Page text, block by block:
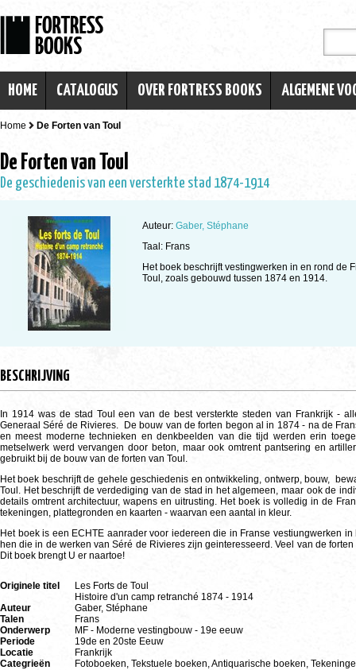
HOME CATALOGUS OVER FORTRESS BOOKS ALGEMENE
Home De Forten van Toul
De Forten van Toul
De geschiedenis van een versterkte stad 1874-1914
Auteur: Gaber, Stéphane
Taal: Frans
Het boek beschrijft vestingwerken in en rond de
Toul, zoals gebouwd tussen 1874 en 1914.
BESCHRIJVING
In 1914 was de stad Toul een van de best versterkte steden van Frankrijk -
Generaal Séré de Rivieres. De bouw van de forten begon al in 1874 - na de
en meest moderne technieken en denkbeelden van die tijd werden erin
metselwerk werd vervangen door beton, maar ook omtrent pantsering en
gebruikt bij de bouw van de forten van Toul.
Het boek beschrijft de gehele geschiedenis en ontwikkeling, ontwerp, bouw,
Toul. Het beschrijft de verdediging van de stad in het algemeen, maar ook de
details omtrent architectuur, wapens en uitrusting. Het boek is volledig in de
tekeningen, plattegronden en kaarten - waarvan een aantal in kleur.
Het boek is een ECHTE aanrader voor iedereen die in Franse vestiungwerken
hen die in de werken van Séré de Rivieres zijn geinteresseerd. Veel van de
Dit boek brengt U er naartoe!
Originele titel
Les Forts de Toul
Histoire d'un camp retranché 1874 - 1914
Auteur
Gaber, Stéphane
Talen
Frans
Onderwerp
MF - Moderne vestingbouw - 19e eeuw
Periode
19de en 20ste Eeuw
Locatie
Frankrijk
Categrieën
Fotoboeken, Tekstuele boeken, Antiquarische boeken,